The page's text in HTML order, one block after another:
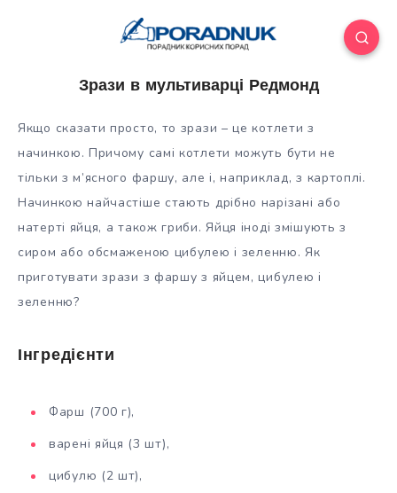
Зрази в мультиварці Редмонд
Якщо сказати просто, то зрази – це котлети з
начинкою. Причому самі котлети можуть бути не
тільки з м’ясного фаршу, але і, наприклад, з картоплі.
Начинкою найчастіше стають дрібно нарізані або
натерті яйця, а також гриби. Яйця іноді змішують з
сиром або обсмаженою цибулею і зеленню. Як
приготувати зрази з фаршу з яйцем, цибулею і
зеленню?
Інгредієнти
Фарш (700 г),
варені яйця (3 шт),
цибулю (2 шт),